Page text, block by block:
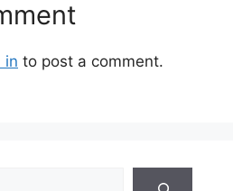
in to post a comment.